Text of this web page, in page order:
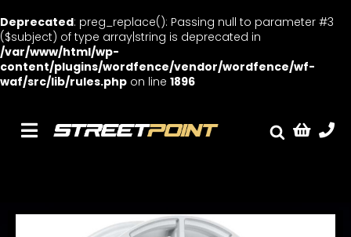
Deprecated: preg_replace(): Passing null to parameter #3
($subject) of type array|string is deprecated in
/var/www/html/wp-
content/plugins/wordfence/vendor/wordfence/wf-
waf/src/lib/rules.php on line 1896
content
Toggle
Streetcars